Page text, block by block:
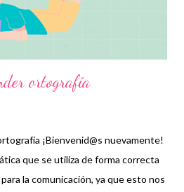
ortografía
¡Bienvenid@s nuevamente!
que se utiliza de forma correcta
la comunicación, ya que esto nos